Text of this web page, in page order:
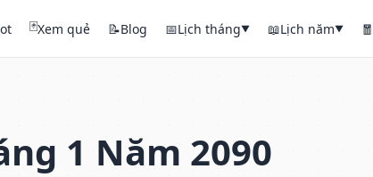
🃏Xem quẻ 📝Blog 📅Lịch tháng▼ 📖Lịch năm▼ 🧧
1 Năm 2090